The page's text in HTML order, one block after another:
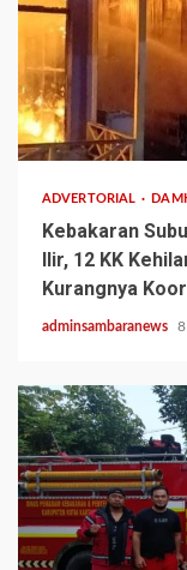
2 min read
ADVERTORIAL
Kebakaran
Ilir, 12 KK
Kurangnya
adminsambaranews